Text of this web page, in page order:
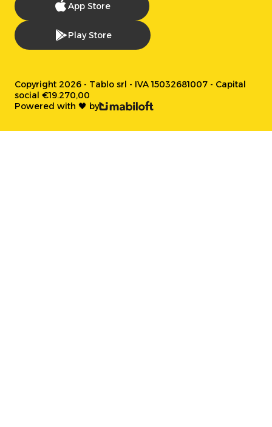
App Store
Play Store
Copyright 2026 - Tablo srl - IVA 15032681007 - Capital
social €19.270,00
Powered with 🖤 by